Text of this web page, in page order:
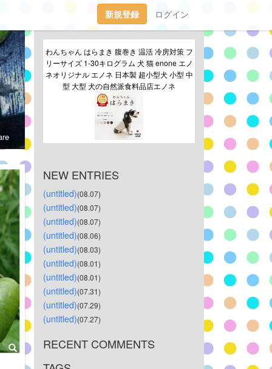
新規登録 ログイン
わんちゃん はらまき 腹巻き 温活 冷房対策 フ
リーサイズ 1-30キログラム 犬 猫 enone エノ
ネオリジナル エノネ 日本製 超小型犬 小型 中
型 大型 犬の自然派食料品店エノネ
NEW ENTRIES
(untitled)(08.07)
(untitled)(08.07)
(untitled)(08.07)
(untitled)(08.06)
(untitled)(08.03)
(untitled)(08.01)
(untitled)(08.01)
(untitled)(07.31)
(untitled)(07.29)
(untitled)(07.27)
RECENT COMMENTS